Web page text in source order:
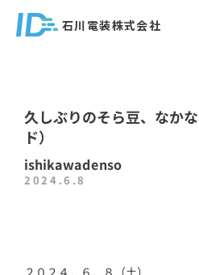
石川電装株式会社
久しぶりのそら豆、なか
ド）
ishikawadenso
2024.6.8
２０２４．６．８（土）